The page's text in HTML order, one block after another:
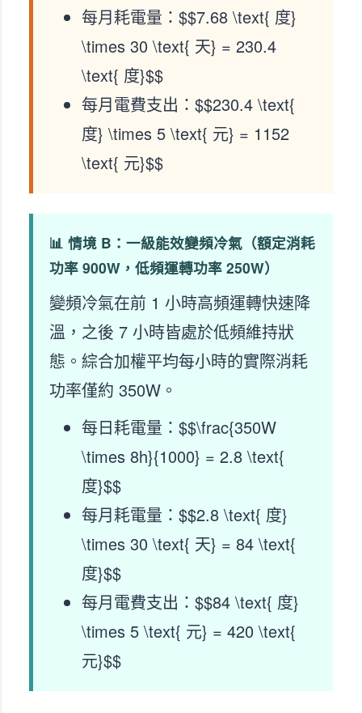
每月耗電量：$$7.68 \text{ 度}
\times 30 \text{ 天} = 230.4
\text{ 度}$$
每月電費支出：$$230.4 \text{
度} \times 5 \text{ 元} = 1152
\text{ 元}$$
📊 情境 B：一級能效變頻冷氣（額定消耗
功率 900W，低頻運轉功率 250W）
變頻冷氣在前 1 小時高頻運轉快速降
溫，之後 7 小時皆處於低頻維持狀
態。綜合加權平均每小時的實際消耗
功率僅約 350W。
每日耗電量：$$\frac{350W
\times 8h}{1000} = 2.8 \text{
度}$$
每月耗電量：$$2.8 \text{ 度}
\times 30 \text{ 天} = 84 \text{
度}$$
每月電費支出：$$84 \text{ 度}
\times 5 \text{ 元} = 420 \text{
元}$$